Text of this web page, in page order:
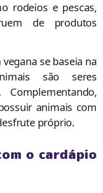
rodeios e pescas,
de produtos
se baseia na
são seres
animais com
próprio.
o cardápio